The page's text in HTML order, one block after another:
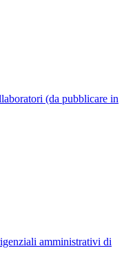
(da pubblicare in
amministrativi di